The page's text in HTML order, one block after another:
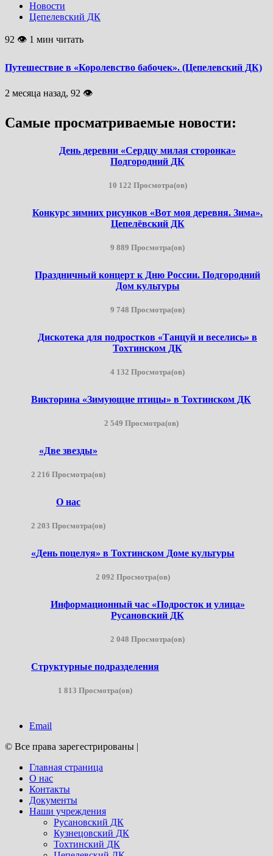
Новости
Цепелевский ДК
92 👁 1 мин читать
Путешествие в «Королевство бабочек». (Цепелевский ДК)
2 месяца назад, 92 👁
Самые просматриваемые новости:
День деревни «Сердцу милая сторонка»
Подгородний ДК
10 122 Просмотра(ов)
Конкурс зимних рисунков «Вот моя деревня. Зима».
Цепелёвский ДК
9 889 Просмотра(ов)
Праздничный концерт к Дню России. Подгородний
Дом культуры
9 748 Просмотра(ов)
Дискотека для подростков «Танцуй и веселись» в
Тохтинском ДК
4 132 Просмотра(ов)
Викторина «Зимующие птицы» в Тохтинском ДК
2 549 Просмотра(ов)
«Две звезды»
2 216 Просмотра(ов)
О нас
2 203 Просмотра(ов)
«День поцелуя» в Тохтинском Доме культуры
2 092 Просмотра(ов)
Информационный час «Подросток и улица»
Русановский ДК
2 048 Просмотра(ов)
Структурные подразделения
1 813 Просмотра(ов)
Email
© Все права зарегестрированы |
Главная страница
О нас
Контакты
Документы
Наши учреждения
Русановский ДК
Кузнецовский ДК
Тохтинский ДК